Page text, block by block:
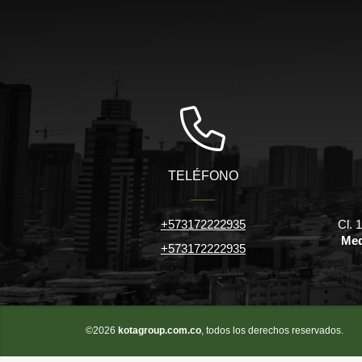
TELÉFONO
+573172222935
+573172222935
Cl.
©2026 kotagroup.com.co , todos los derechos reservados.